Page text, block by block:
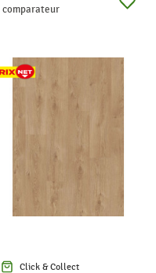
comparateur
Click & Collect